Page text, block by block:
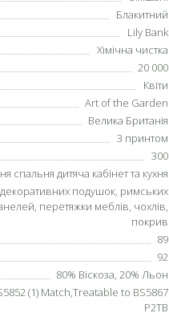
Блакитний
Lily Bank
Хімічна чистка
20 000
Квіти
Art of the Garden
Велика Британія
З принтом
300
спальня дитяча кабінет та кухня
подушок, римських
перетяжки меблів, чохлів,
покрив
89
92
80% Віскоза, 20% Льон
(1) Match,Treatable to BS5867
P2TB